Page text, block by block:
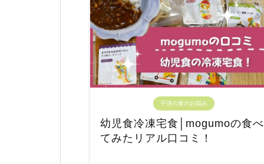
子供の食のお悩み
幼児食冷凍宅食│mogumoの食べ
てみたリアル口コミ！